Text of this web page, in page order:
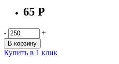
65 Р
- +
В корзину
Купить в 1 клик